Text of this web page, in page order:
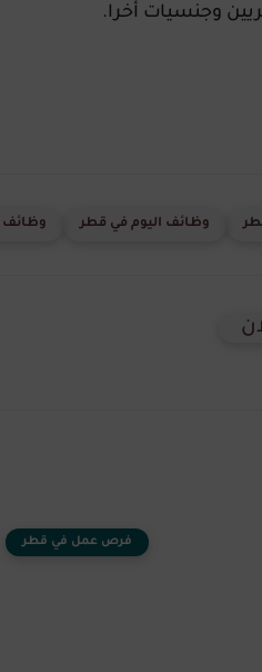
وجنسيات أخرا.
وظائف اليوم في قطر وظائف
فرص عمل في قطر